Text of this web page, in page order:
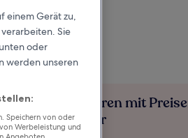
Mehr sparen mit
Mitglieder
einem Gerät zu,
Sie
oder
werden unseren
Speichern von oder
Werbeleistung und